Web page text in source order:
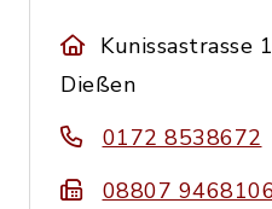
Kunissastrasse
Dießen
0172 8538672
08807 9468106